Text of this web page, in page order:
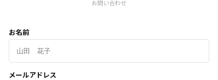
お問い合わせ
お名前
メールアドレス